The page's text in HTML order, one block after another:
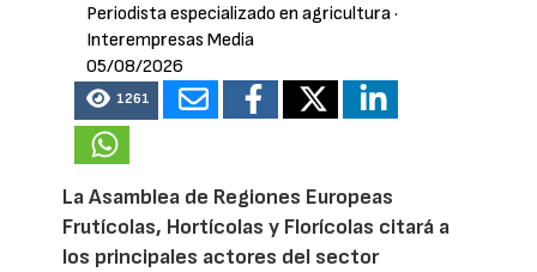
Periodista especializado en agricultura·
Interempresas Media
05/08/2026
1261
La Asamblea de Regiones Europeas
Frutícolas, Hortícolas y Florícolas citará a
los principales actores del sector